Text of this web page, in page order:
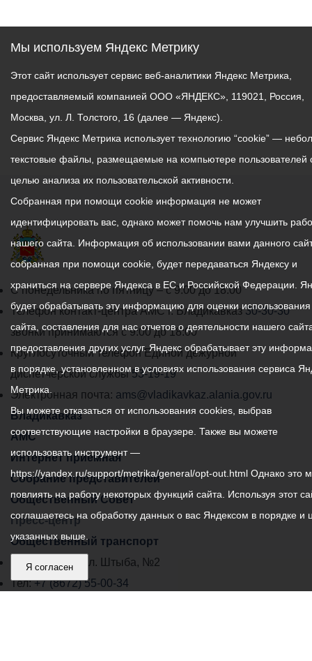
График
работы
администрации
местного
самоуправления
города
Владикавказ:
С понедельника по пятницу – с 9.00 до 18.00
Телефон контакт-центра АМС г. Владикавказ30-30-30
звонки принимаются с 9:00 до 18:00
Круглосуточный телефон Единой дежурной
диспетчерской службы53-19-19
Электронная почта: ams@vladikavkaz.alania.gov.ru
Владикавказ
АМС
Интернет приемная
Собрание представителей
Общественный Совет
Пресс-центр
Общественный транспорт
Владикавказ, пл. Штыба, №2
Тел:+7 (8672) 55-00-34
Мы используем Яндекс Метрику
Этот сайт использует сервис веб-аналитики Яндекс Метрика,
предоставляемый компанией ООО «ЯНДЕКС», 119021, Россия,
Москва, ул. Л. Толстого, 16 (далее — Яндекс).
Сервис Яндекс Метрика использует технологию “cookie” —
текстовые файлы, размещаемые на компьютере пользователей
целью анализа их пользовательской активности.
Собранная при помощи cookie информация не может
идентифицировать вас, однако может помочь нам улучшить
нашего сайта. Информация об использовании вами данного
собранная при помощи cookie, будет передаваться Яндексу и
храниться на сервере Яндекса в ЕС и Российской Федерации.
будет обрабатывать эту информацию для оценки
сайта, составления для нас отчетов о деятельности нашего
предоставления других услуг. Яндекс обрабатывает эту
в порядке, установленном в условиях использования сервиса
Метрика.
Вы можете отказаться от использования cookies, выбрав
соответствующие настройки в браузере. Также вы можете
использовать инструмент —
https://yandex.ru/support/metrika/general/opt-out.html Однако это
повлиять на работу некоторых функций сайта. Используя этот
соглашаетесь на обработку данных о вас Яндексом в порядке и
указанных выше.
Я согласен